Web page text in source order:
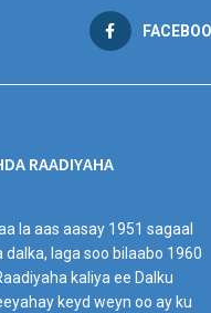
RAADIYAHA
la aas aasay 1951 sagaal
laga soo bilaabo 1960
kaliya ee Dalku
keyd weyn oo ay ku